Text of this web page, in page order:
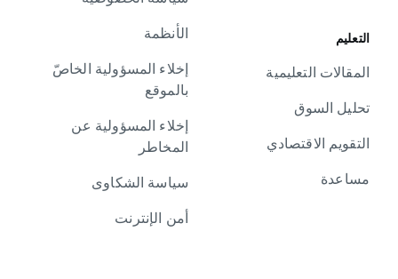
التعليم
المقالات التعليمية
تحليل السوق
التقويم الاقتصادي
مساعدة
الأنظمة
إخلاء المسؤولية الخاصّ
بالموقع
إخلاء المسؤولية عن
المخاطر
سياسة الشكاوى
أمن الإنترنت